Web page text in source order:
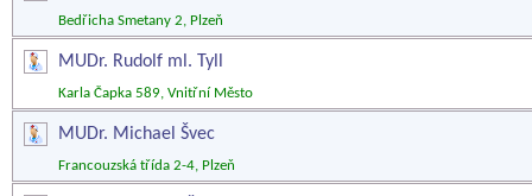
Bedřicha Smetany 2, Plzeň
MUDr. Rudolf ml. Tyll
Karla Čapka 589, Vnitřní Město
MUDr. Michael Švec
Francouzská třída 2-4, Plzeň